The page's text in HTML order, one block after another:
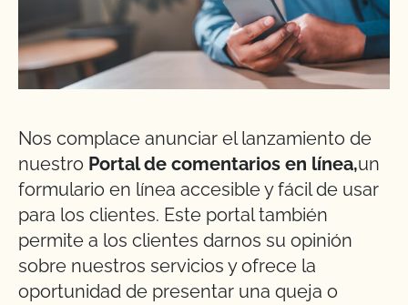
Nos complace anunciar el lanzamiento de
nuestro Portal de comentarios en línea,un
formulario en línea accesible y fácil de usar
para los clientes. Este portal también
permite a los clientes darnos su opinión
sobre nuestros servicios y ofrece la
oportunidad de presentar una queja o